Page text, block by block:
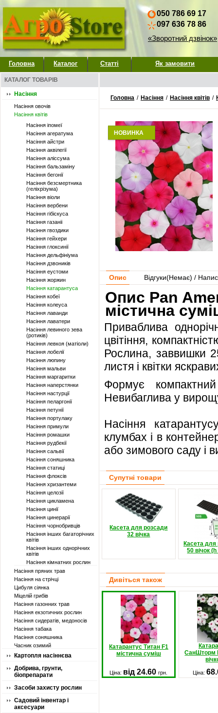
050 786 69 17
097 636 78 86
«Зворотний дзвінок»
Головна Каталог Статті Як замовити
КАТАЛОГ ТОВАРІВ
Насіння
Насіння овочів
Насіння квітів
Насіння іпомеї
Насіння агератума
Насіння айстри
Насіння аквілегії
Насіння аліссума
Насіння бальзаміну
Насіння бегонії
Насіння безсмертника
(геліхрізума)
Насіння віоли
Насіння вербени
Насіння гібіскуса
Насіння газаніі
Насіння гвоздики
Насіння гейхери
Насіння глоксинії
Насіння дельфініума
Насіння дзвоників
Насіння еустоми
Насіння жоржин
Насіння катарантуса
Насіння кобеї
Насіння колеуса
Насіння лаванди
Насіння лаватери
Насіння левиного зева
(ротиків)
Насіння левкоя (матіоли)
Насіння лобелії
Насіння люпину
Насіння мальви
Насіння маргаритки
Насіння наперстянки
Насіння настурції
Насіння пеларгонії
Насіння петунії
Насіння портулаку
Насіння примули
Насіння ромашки
Насіння рудбекії
Насіння сальвії
Насіння соняшника
Насіння статиці
Насіння флоксів
Насіння хризантеми
Насіння целозії
Насіння цикламена
Насіння цинії
Насіння цинерарії
Насіння чорнобривців
Насіння інших багаторічних
квітів
Насіння інших однорічних
квітів
Насіння кімнатних рослин
Насіння пряних трав
Насіння на стрічці
Цибуля сіянка
Міцелій грибів
Насіння газонних трав
Насіння екзотичних рослин
Насіння сидератів, медоносів
Насіння табака
Насіння соняшника
Часник озимий
Картопля насіннєва
Добрива, грунти,
біопрепарати
Засоби захисту рослин
Садовий інвентар і
аксесуари
Головна / Насіння / Насіння квітів /
НОВИНКА
Опис Відгуки(Немає) /
Опис Pan
містична
Приваблива
цвітіння,
Рослина, заввишки
листя і квітки
Формує
Невибаглива у
Насіння
клумбах і в
або зимового саду і
Супутні товари
Касета для розсади
32 вічка
Касета для
50 вічок
Дивіться також
Катарантус Титан F1
містична суміш
СанШторм
Ціна: від 24.60грн. Ціна: